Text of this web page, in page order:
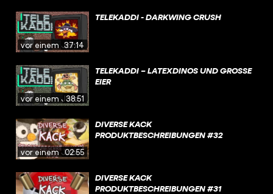
vor einem Jahr
37:14
TELEKADDI - DARKWING CRUSH
vor einem Jahr
38:51
TELEKADDI – LATEXDINOS UND GROSSE E
IER
vor einem Jahr
02:55
DIVERSE KACK
PRODUKTBESCHREIBUNGEN #32
DIVERSE KACK
PRODUKTBESCHREIBUNGEN #31